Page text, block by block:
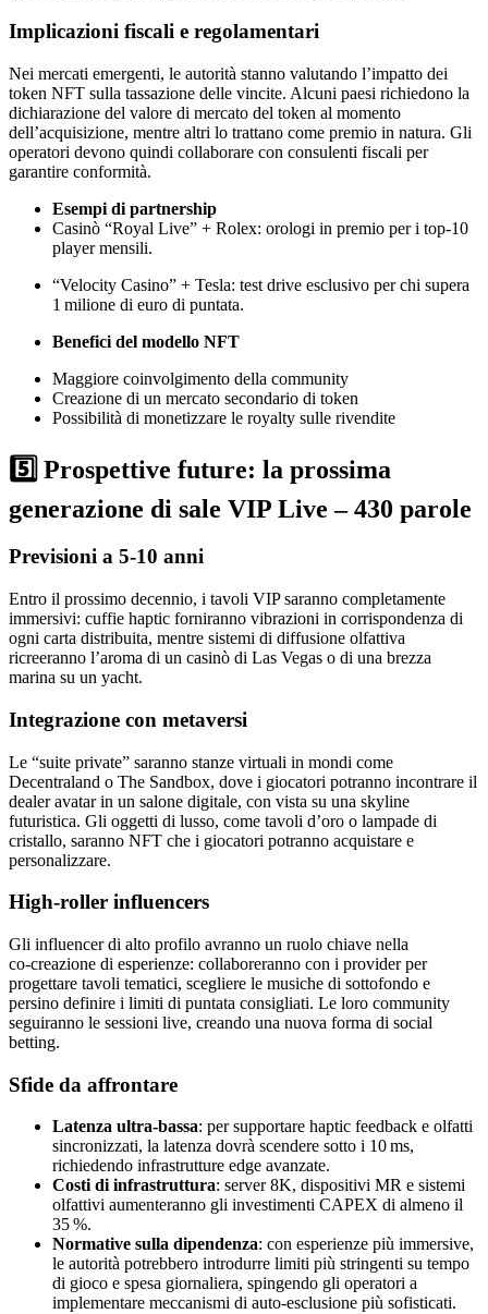
Implicazioni fiscali e regolamentari
Nei mercati emergenti, le autorità stanno valutando l’impatto dei
token NFT sulla tassazione delle vincite. Alcuni paesi richiedono la
dichiarazione del valore di mercato del token al momento
dell’acquisizione, mentre altri lo trattano come premio in natura. Gli
operatori devono quindi collaborare con consulenti fiscali per
garantire conformità.
Esempi di partnership
Casinò “Royal Live” + Rolex: orologi in premio per i top‑10
player mensili.
“Velocity Casino” + Tesla: test drive esclusivo per chi supera
1 milione di euro di puntata.
Benefici del modello NFT
Maggiore coinvolgimento della community
Creazione di un mercato secondario di token
Possibilità di monetizzare le royalty sulle rivendite
5️⃣ Prospettive future: la prossima
generazione di sale VIP Live – 430 parole
Previsioni a 5‑10 anni
Entro il prossimo decennio, i tavoli VIP saranno completamente
immersivi: cuffie haptic forniranno vibrazioni in corrispondenza di
ogni carta distribuita, mentre sistemi di diffusione olfattiva
ricreeranno l’aroma di un casinò di Las Vegas o di una brezza
marina su un yacht.
Integrazione con metaversi
Le “suite private” saranno stanze virtuali in mondi come
Decentraland o The Sandbox, dove i giocatori potranno incontrare il
dealer avatar in un salone digitale, con vista su una skyline
futuristica. Gli oggetti di lusso, come tavoli d’oro o lampade di
cristallo, saranno NFT che i giocatori potranno acquistare e
personalizzare.
High‑roller influencers
Gli influencer di alto profilo avranno un ruolo chiave nella
co‑creazione di esperienze: collaboreranno con i provider per
progettare tavoli tematici, scegliere le musiche di sottofondo e
persino definire i limiti di puntata consigliati. Le loro community
seguiranno le sessioni live, creando una nuova forma di social
betting.
Sfide da affrontare
Latenza ultra‑bassa: per supportare haptic feedback e olfatti
sincronizzati, la latenza dovrà scendere sotto i 10 ms,
richiedendo infrastrutture edge avanzate.
Costi di infrastruttura: server 8K, dispositivi MR e sistemi
olfattivi aumenteranno gli investimenti CAPEX di almeno il
35 %.
Normative sulla dipendenza: con esperienze più immersive,
le autorità potrebbero introdurre limiti più stringenti su tempo
di gioco e spesa giornaliera, spingendo gli operatori a
implementare meccanismi di auto‑esclusione più sofisticati.